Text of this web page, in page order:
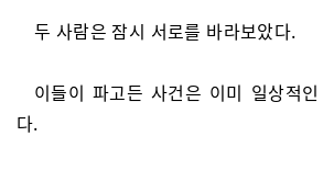
두 사람은 잠시 서로를 바라보았다.
이들이 파고든 사건은 이미 일상적
다.